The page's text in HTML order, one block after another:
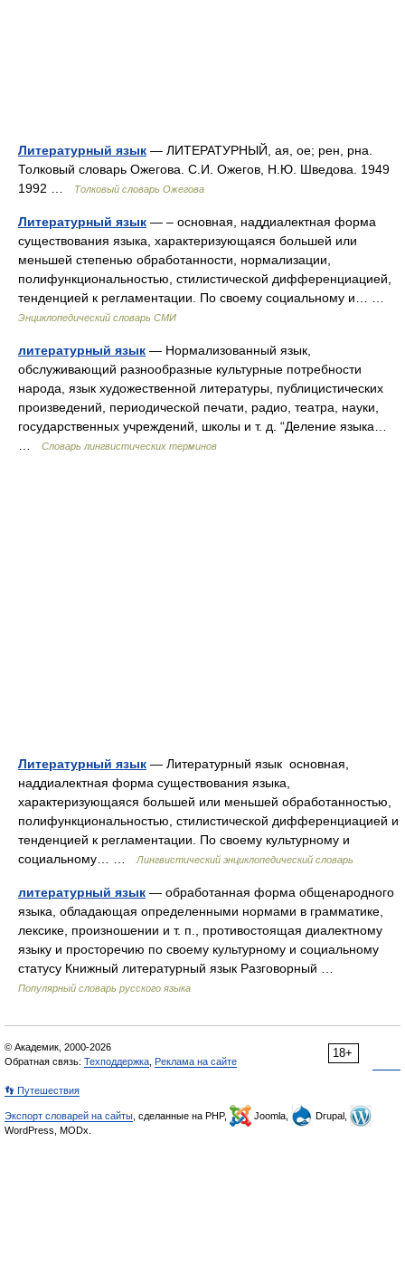
Литературный язык — ЛИТЕРАТУРНЫЙ, ая, ое; рен, рна.
Толковый словарь Ожегова. С.И. Ожегов, Н.Ю. Шведова. 1949
1992 …
Толковый словарь Ожегова
Литературный язык — – основная, наддиалектная форма
существования языка, характеризующаяся большей или
меньшей степенью обработанности, нормализации,
полифункциональностью, стилистической дифференциацией,
тенденцией к регламентации. По своему социальному и… …
Энциклопедический словарь СМИ
литературный язык — Нормализованный язык,
обслуживающий разнообразные культурные потребности
народа, язык художественной литературы, публицистических
произведений, периодической печати, радио, театра, науки,
государственных учреждений, школы и т. д. “Деление языка…
Словарь лингвистических терминов
Литературный язык — Литературный язык основная,
наддиалектная форма существования языка,
характеризующаяся большей или меньшей обработанностью,
полифункциональностью, стилистической дифференциацией и
тенденцией к регламентации. По своему культурному и
социальному… …
Лингвистический энциклопедический словарь
литературный язык — обработанная форма общенародного
языка, обладающая определенными нормами в грамматике,
лексике, произношении и т. п., противостоящая диалектному
языку и просторечию по своему культурному и социальному
статусу Книжный литературный язык Разговорный …
Популярный словарь русского языка
18+
© Академик, 2000-2026
Обратная связь: Техподдержка Реклама на сайте
👣 Путешествия
Экспорт словарей на сайты , сделанные на PHP, Joomla,
Drupal,
WordPress, MODx.